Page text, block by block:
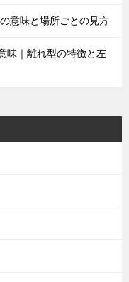
意味と場所ごとの見方
味｜離れ型の特徴と左